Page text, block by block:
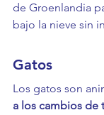
de Groenlandia
bajo la nieve sin
Gatos
Los gatos son
a los cambios de